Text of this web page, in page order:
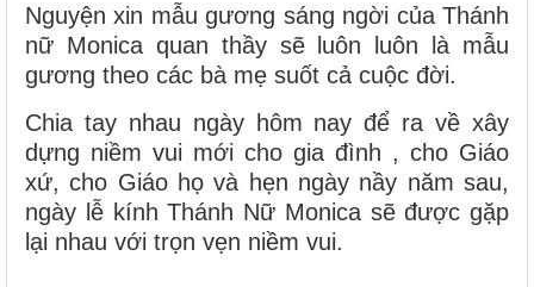
Nguyện xin mẫu gương sáng ngời của Thánh
nữ Monica quan thầy sẽ luôn luôn là mẫu
gương theo các bà mẹ suốt cả cuộc đời.
Chia tay nhau ngày hôm nay để ra về xây
dựng niềm vui mới cho gia đình , cho Giáo
xứ, cho Giáo họ và hẹn ngày nầy năm sau,
ngày lễ kính Thánh Nữ Monica sẽ được gặp
lại nhau với trọn vẹn niềm vui.